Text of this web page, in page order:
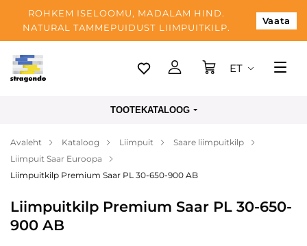
ROHKEM ISELOOMU, MADALAM HIND.
NATURAL TAMMEPUIDUST LIIMPUITKILP.
Vaata
Tallinn
Makse
Meist
Kontaktid
ET
TOOTEKATALOOG
Avaleht Kataloog Liimpuit
Saare liimpuitkilp
Liimpuit Saar Euroopa
Liimpuitkilp Premium Saar PL 30-650-900 AB
Liimpuitkilp Premium Saar PL 30-650-
900 AB